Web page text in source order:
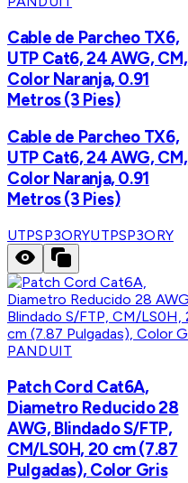
Cable de Parcheo TX6,
UTP Cat6, 24 AWG, CM,
Color Naranja, 0.91
Metros (3 Pies)
Cable de Parcheo TX6,
UTP Cat6, 24 AWG, CM,
Color Naranja, 0.91
Metros (3 Pies)
UTPSP3ORYUTPSP3ORY
PANDUIT
Patch Cord Cat6A,
Diametro Reducido 28
AWG, Blindado S/FTP,
CM/LS0H, 20 cm (7.87
Pulgadas), Color Gris